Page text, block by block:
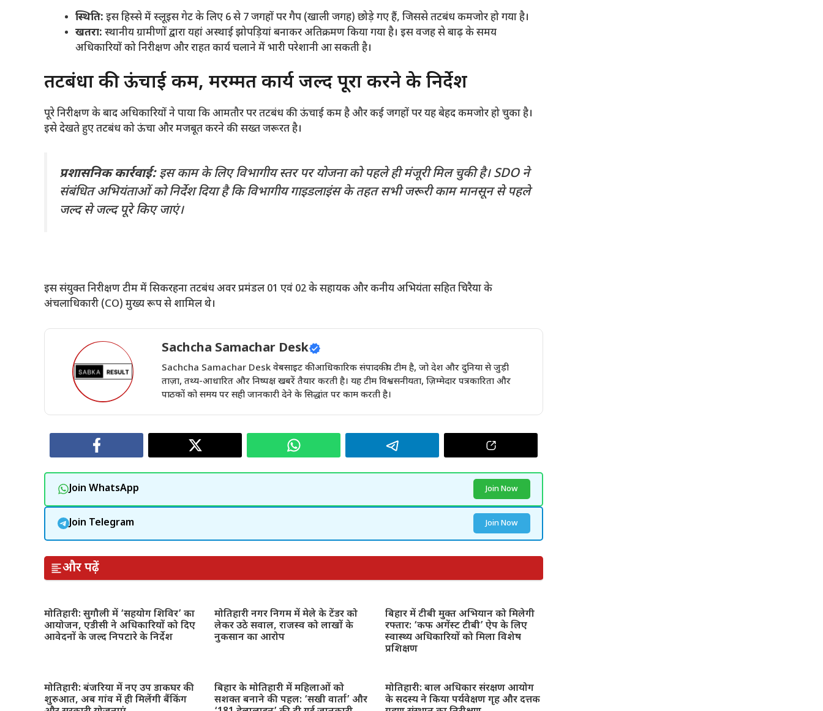
स्थिति: इस हिस्से में स्लूइस गेट के लिए 6 से 7 जगहों पर गैप (खाली जगह) छोड़े गए हैं, जिससे तटबंध कमजोर हो गया है।
खतरा: स्थानीय ग्रामीणों द्वारा यहां अस्थाई झोपड़ियां बनाकर अतिक्रमण किया गया है। इस वजह से बाढ़ के समय
अधिकारियों को निरीक्षण और राहत कार्य चलाने में भारी परेशानी आ सकती है।
​तटबंधों की ऊंचाई कम, मरम्मत कार्य जल्द पूरा करने के निर्देश
​पूरे निरीक्षण के बाद अधिकारियों ने पाया कि आमतौर पर तटबंध की ऊंचाई कम है और कई जगहों पर यह बेहद कमजोर हो चुका है।
इसे देखते हुए तटबंध को ऊंचा और मजबूत करने की सख्त जरूरत है।
प्रशासनिक कार्रवाई:इस काम के लिए विभागीय स्तर पर योजना को पहले ही मंजूरी मिल चुकी है। SDO ने
संबंधित अभियंताओं को निर्देश दिया है कि विभागीय गाइडलाइंस के तहत सभी जरूरी काम मानसून से पहले
जल्द से जल्द पूरे किए जाएं।
​इस संयुक्त निरीक्षण टीम में सिकरहना तटबंध अवर प्रमंडल 01 एवं 02 के सहायक और कनीय अभियंता सहित चिरैया के
अंचलाधिकारी (CO) मुख्य रूप से शामिल थे।
Sachcha Samachar Desk
Sachcha Samachar Desk वेबसाइट की आधिकारिक संपादकीय टीम है, जो देश और दुनिया से जुड़ी
ताज़ा, तथ्य-आधारित और निष्पक्ष खबरें तैयार करती है। यह टीम विश्वसनीयता, ज़िम्मेदार पत्रकारिता और
पाठकों को समय पर सही जानकारी देने के सिद्धांत पर काम करती है।
Join WhatsApp Join Now
Join Telegram Join Now
और पढ़ें
मोतिहारी: सुगौली में ‘सहयोग शिविर’ का
आयोजन, एडीसी ने अधिकारियों को दिए
आवेदनों के जल्द निपटारे के निर्देश
मोतिहारी नगर निगम में मेले के टेंडर को
लेकर उठे सवाल, राजस्व को लाखों के
नुकसान का आरोप
बिहार में टीबी मुक्त अभियान को मिलेगी
रफ्तार: ‘कफ अगेंस्ट टीबी’ ऐप के लिए
स्वास्थ्य अधिकारियों को मिला विशेष
प्रशिक्षण
मोतिहारी: बंजरिया में नए उप डाकघर की
शुरुआत, अब गांव में ही मिलेंगी बैंकिंग
बिहार के मोतिहारी में महिलाओं को
सशक्त बनाने की पहल: ‘सखी वार्ता’ और
मोतिहारी: बाल अधिकार संरक्षण आयोग
के सदस्य ने किया पर्यवेक्षण गृह और दत्तक